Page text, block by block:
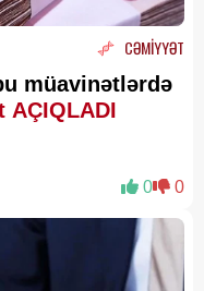
CƏMİYYƏT
müavinətlərdə
AÇIQLADI
0 0